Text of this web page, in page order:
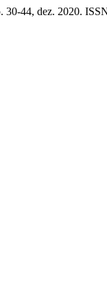
30-44, dez. 2020.